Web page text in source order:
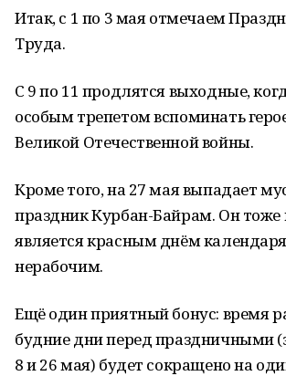
Итак, с 1 по 3 мая отмечаем
Труда.
С 9 по 11 продлятся выходные,
особым трепетом вспоминать
Великой Отечественной войны.
Кроме того, на 27 мая выпадает
праздник Курбан-Байрам. Он
является красным днём
нерабочим.
Ещё один приятный бонус: время
будние дни перед праздничными
8 и 26 мая) будет сокращено на